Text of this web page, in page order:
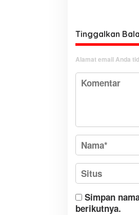
Tinggalkan
Alamat email Anda
Simpan
berikutnya.